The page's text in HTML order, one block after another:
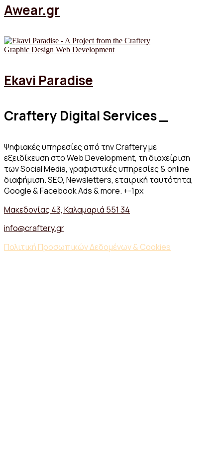
Awear.gr
Graphic Design Web Development
Ekavi Paradise
Craftery Digital Services _
Ψηφιακές υπηρεσίες από την Craftery με
εξειδίκευση στο Web Development, τη διαχείριση
των Social Media, γραφιστικές υπηρεσίες & online
διαφήμιση. SEO, Newsletters, εταιρική ταυτότητα,
Google & Facebook Ads & more. +-1px
Μακεδονίας 43, Καλαμαριά 551 34
info@craftery.gr
Πολιτική Προσωπικών Δεδομένων & Cookies